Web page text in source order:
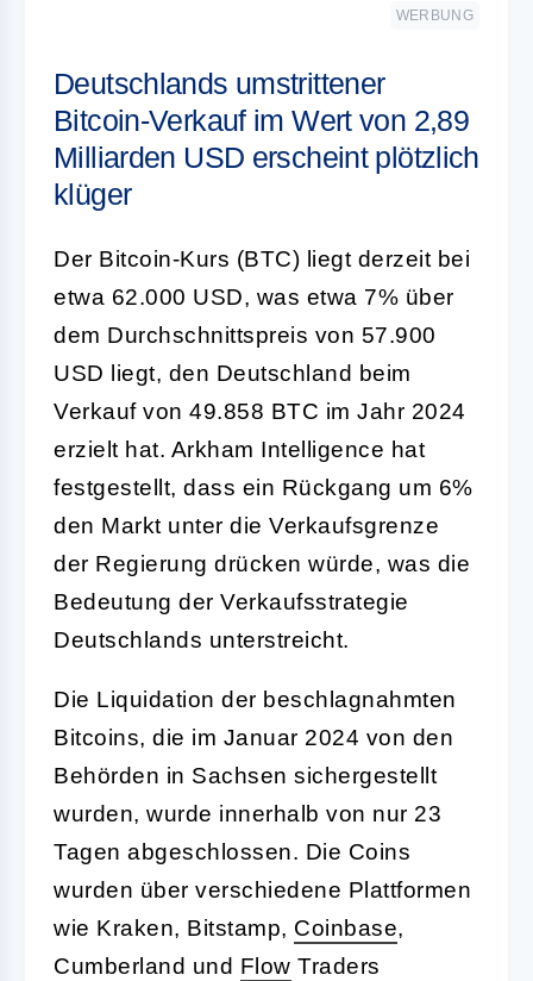
WERBUNG
Deutschlands umstrittener
Bitcoin-Verkauf im Wert von 2,89
Milliarden USD erscheint plötzlich
klüger
Der Bitcoin-Kurs (BTC) liegt derzeit bei
etwa 62.000 USD, was etwa 7% über
dem Durchschnittspreis von 57.900
USD liegt, den Deutschland beim
Verkauf von 49.858 BTC im Jahr 2024
erzielt hat. Arkham Intelligence hat
festgestellt, dass ein Rückgang um 6%
den Markt unter die Verkaufsgrenze
der Regierung drücken würde, was die
Bedeutung der Verkaufsstrategie
Deutschlands unterstreicht.
Die Liquidation der beschlagnahmten
Bitcoins, die im Januar 2024 von den
Behörden in Sachsen sichergestellt
wurden, wurde innerhalb von nur 23
Tagen abgeschlossen. Die Coins
wurden über verschiedene Plattformen
wie Kraken, Bitstamp, Coinbase,
Cumberland und Flow Traders